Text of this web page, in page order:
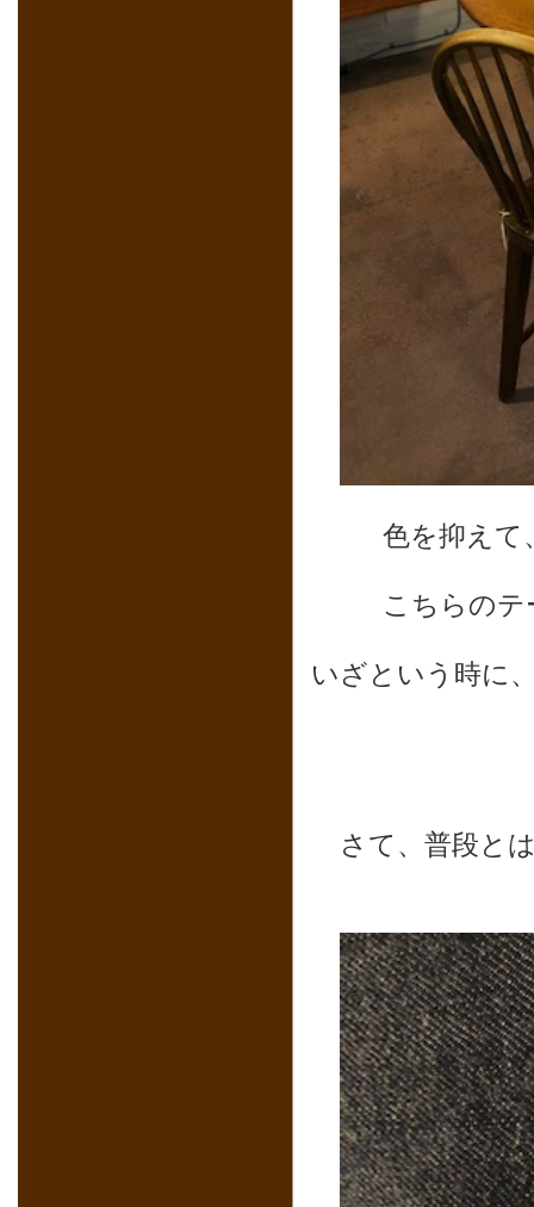
色を抑えて
こちらの
いざという時に
さて、普段と